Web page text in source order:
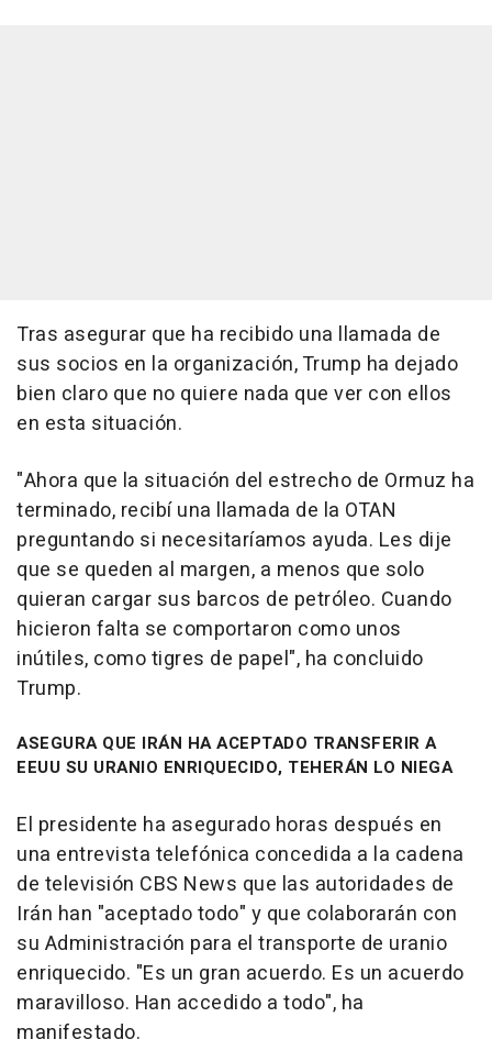
Tras asegurar que ha recibido una llamada de
sus socios en la organización, Trump ha dejado
bien claro que no quiere nada que ver con ellos
en esta situación.
"Ahora que la situación del estrecho de Ormuz ha
terminado, recibí una llamada de la OTAN
preguntando si necesitaríamos ayuda. Les dije
que se queden al margen, a menos que solo
quieran cargar sus barcos de petróleo. Cuando
hicieron falta se comportaron como unos
inútiles, como tigres de papel", ha concluido
Trump.
ASEGURA QUE IRÁN HA ACEPTADO TRANSFERIR A
EEUU SU URANIO ENRIQUECIDO, TEHERÁN LO NIEGA
El presidente ha asegurado horas después en
una entrevista telefónica concedida a la cadena
de televisión CBS News que las autoridades de
Irán han "aceptado todo" y que colaborarán con
su Administración para el transporte de uranio
enriquecido. "Es un gran acuerdo. Es un acuerdo
maravilloso. Han accedido a todo", ha
manifestado.